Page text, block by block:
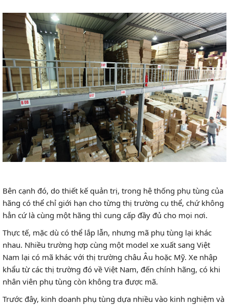
Bên cạnh đó, do thiết kế quản trị, trong hệ thống phụ tùng của
hãng có thể chỉ giới hạn cho từng thị trường cụ thể, chứ không
hẳn cứ là cùng một hãng thì cung cấp đầy đủ cho mọi nơi.
Thực tế, mặc dù có thể lắp lẫn, nhưng mã phụ tùng lại khác
nhau. Nhiều trường hợp cùng một model xe xuất sang Việt
Nam lại có mã khác với thị trường châu Âu hoặc Mỹ. Xe nhập
khẩu từ các thị trường đó về Việt Nam, đến chính hãng, có khi
nhân viên phụ tùng còn không tra được mã.
Trước đây, kinh doanh phụ tùng dựa nhiều vào kinh nghiệm và